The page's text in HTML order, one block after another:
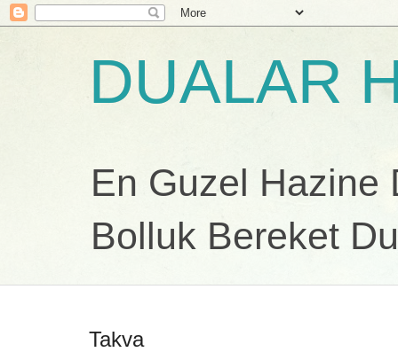
DUALAR
En Guzel Hazine
Bolluk Bereket
Takva